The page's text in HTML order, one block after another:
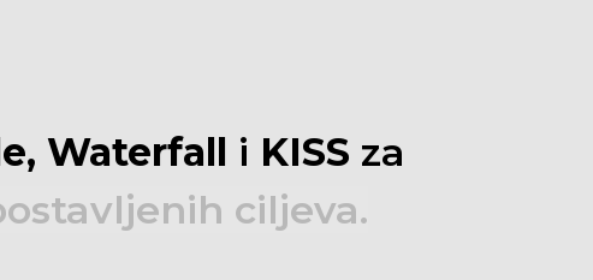
Waterfall i KISS za
ciljeva.